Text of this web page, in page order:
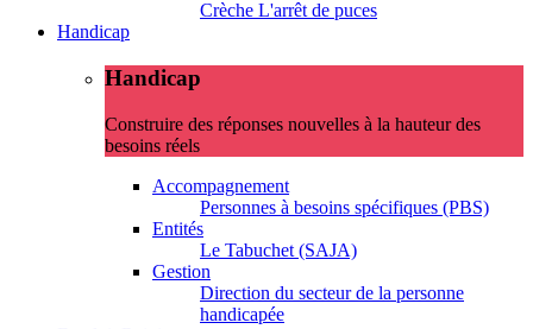
Crèche L'arrêt de puces
Handicap
Handicap
Construire des réponses nouvelles à la hauteur des
besoins réels
Accompagnement
Personnes à besoins spécifiques (PBS)
Entités
Le Tabuchet (SAJA)
Gestion
Direction du secteur de la personne
handicapée